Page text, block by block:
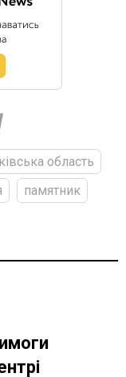
область
памятник